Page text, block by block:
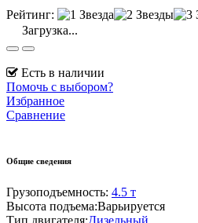
Рейтинг:
Загрузка...
Есть в наличии
Помочь с выбором?
Избранное
Сравнение
Общие сведения
Грузоподъемность: 4.5 т
Высота подъема:Варьируется